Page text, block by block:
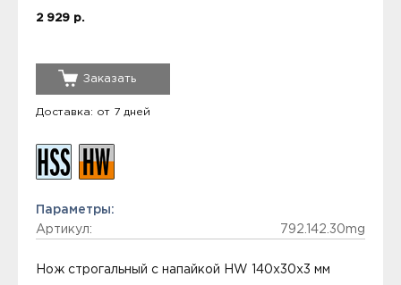
2 929 р.
Заказать
Доставка: от 7 дней
Параметры:
Артикул:
792.142.30mg
Нож строгальный с напайкой HW 140x30x3 мм